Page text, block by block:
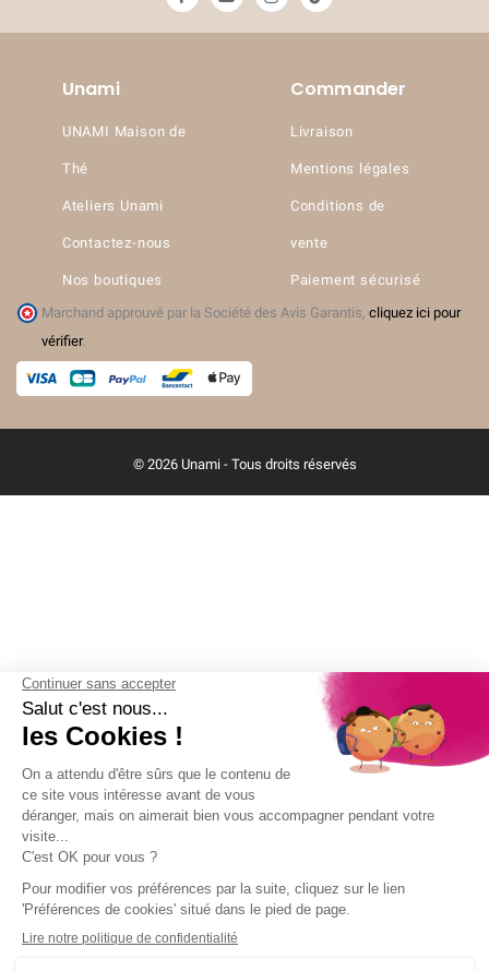
Unami
UNAMI Maison de
Thé
Ateliers Unami
Contactez-nous
Nos boutiques
Commander
Livraison
Mentions légales
Conditions de
vente
Paiement sécurisé
Marchand approuvé par la Société des Avis Garantis, cliquez ici pour
vérifier.
© 2026 Unami - Tous droits réservés